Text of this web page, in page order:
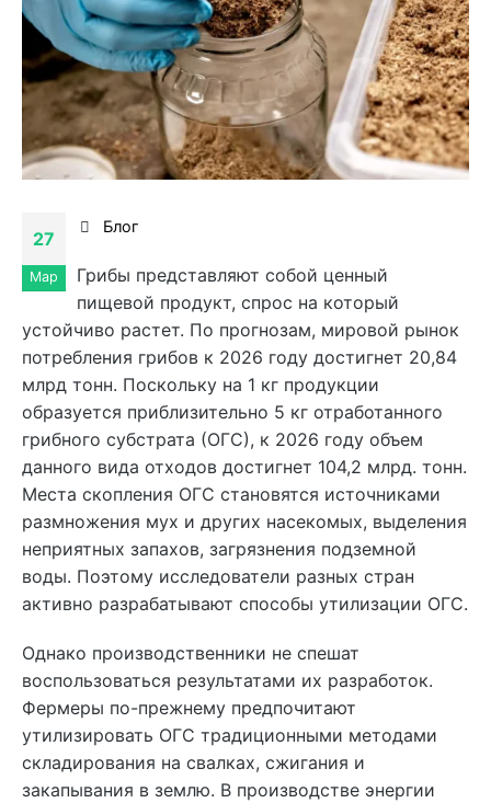
27
Мар
Блог
Грибы представляют собой ценный
пищевой продукт, спрос на который
устойчиво растет. По прогнозам, мировой рынок
потребления грибов к 2026 году достигнет 20,84
млрд тонн. Поскольку на 1 кг продукции
образуется приблизительно 5 кг отработанного
грибного субстрата (ОГС), к 2026 году объем
данного вида отходов достигнет 104,2 млрд. тонн.
Места скопления ОГС становятся источниками
размножения мух и других насекомых, выделения
неприятных запахов, загрязнения подземной
воды. Поэтому исследователи разных стран
активно разрабатывают способы утилизации ОГС.
Однако производственники не спешат
воспользоваться результатами их разработок.
Фермеры по-прежнему предпочитают
утилизировать ОГС традиционными методами
складирования на свалках, сжигания и
закапывания в землю. В производстве энергии